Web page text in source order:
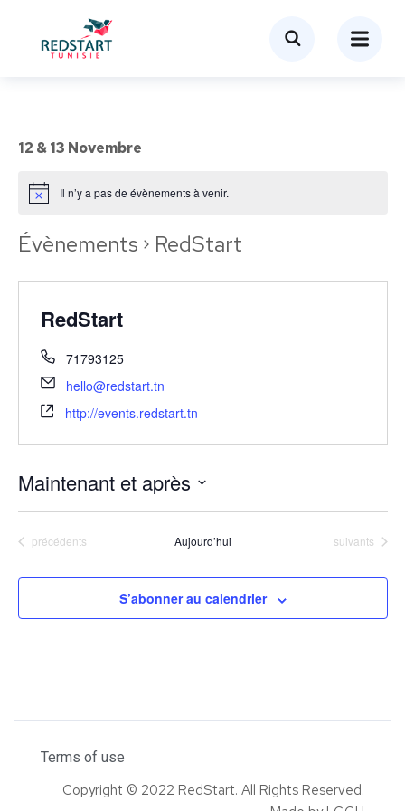
12 & 13 Novembre
Il n’y a pas de évènements à venir.
Évènements RedStart
RedStart
71793125
hello@redstart.tn
http://events.redstart.tn
Maintenant et après
S
é
c
n
Évènements
précédents Aujourd’hui Évènements
suivants
S’abonner au calendrier
Terms of use
Copyright © 2022 RedStart. All Rights Reserved.